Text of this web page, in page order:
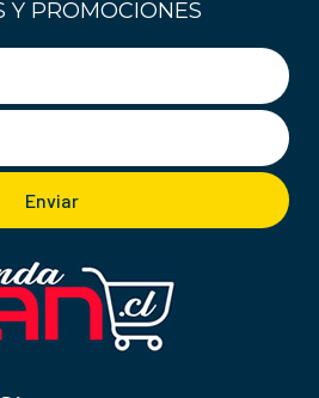
Y PROMOCIONES
Enviar